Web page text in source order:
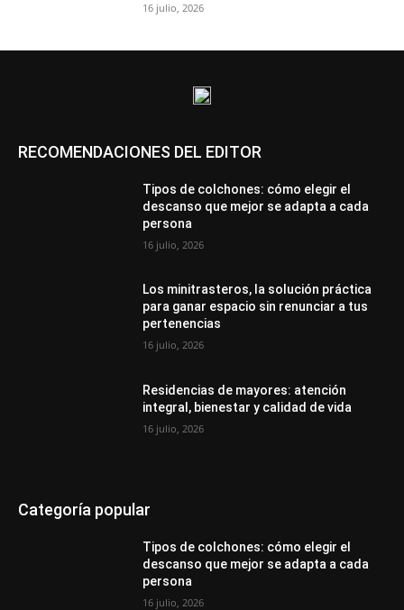
16 julio, 2026
RECOMENDACIONES DEL EDITOR
Tipos de colchones: cómo elegir el
descanso que mejor se adapta a cada
persona
16 julio, 2026
Los minitrasteros, la solución práctica
para ganar espacio sin renunciar a tus
pertenencias
16 julio, 2026
Residencias de mayores: atención
integral, bienestar y calidad de vida
16 julio, 2026
Categoría popular
Tipos de colchones: cómo elegir el
descanso que mejor se adapta a cada
persona
16 julio, 2026